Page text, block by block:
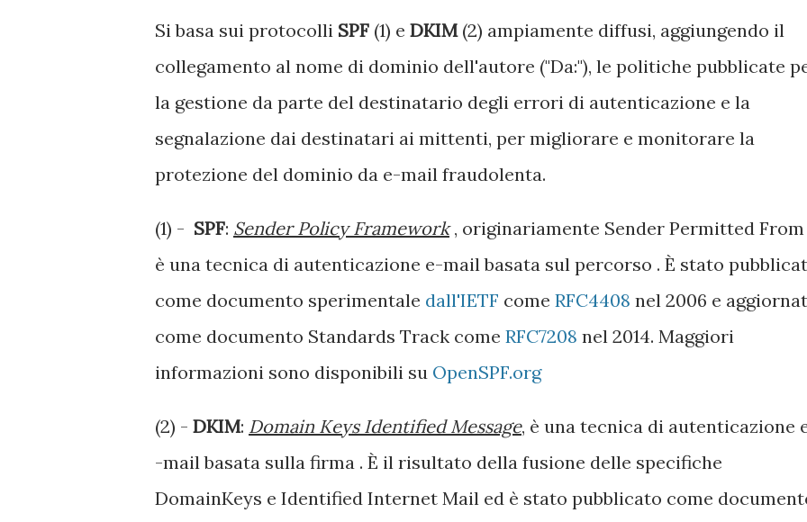
Si basa sui protocolli SPF (1) e DKIM (2) ampiamente diffusi, aggiungendo il
collegamento al nome di dominio dell'autore ("Da:"), le politiche pubblicate
la gestione da parte del destinatario degli errori di autenticazione e la
segnalazione dai destinatari ai mittenti, per migliorare e monitorare la
protezione del dominio da e-mail fraudolenta.
(1) - SPF: Sender Policy Framework, originariamente Sender Permitted From
è una tecnica di autenticazione e-mail basata sul percorso . È stato
come documento sperimentale dall'IETF come RFC4408 nel 2006 e
come documento Standards Track come RFC7208 nel 2014. Maggiori
informazioni sono disponibili su OpenSPF.org
(2) - DKIM: Domain Keys Identified Message, è una tecnica di autenticazione
-mail basata sulla firma . È il risultato della fusione delle specifiche
DomainKeys e Identified Internet Mail ed è stato pubblicato come